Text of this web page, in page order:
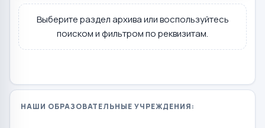
Выберите раздел архива или воспользуйтесь
поиском и фильтром по реквизитам.
НАШИ ОБРАЗОВАТЕЛЬНЫЕ УЧРЕЖДЕНИЯ: